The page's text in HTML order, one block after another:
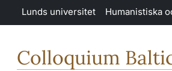
Hoppa till huvudinnehåll
Lunds universitet Humanistiska
Colloquium